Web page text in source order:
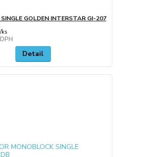
GOLDEN INTERSTAR GI-207
/ks
Detail